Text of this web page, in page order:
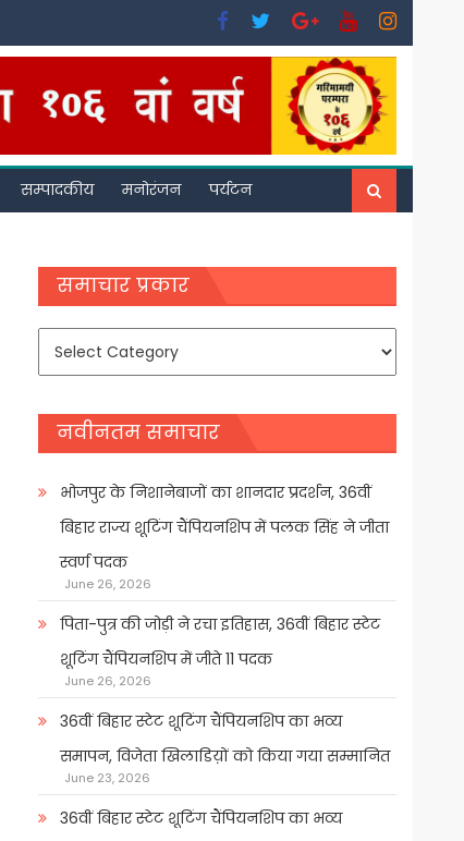
सम्पादकीय मनोरंजन पर्यटन
समाचार प्रकार
समाचार
नवीनतम समाचार
भोजपुर के निशानेबाजों का शानदार प्रदर्शन, 36वीं
बिहार राज्य शूटिंग चैंपियनशिप में पलक सिंह ने जीता
स्वर्ण पदक
June 26, 2026
पिता-पुत्र की जोड़ी ने रचा इतिहास, 36वीं बिहार स्टेट
शूटिंग चैंपियनशिप में जीते 11 पदक
June 26, 2026
36वीं बिहार स्टेट शूटिंग चैंपियनशिप का भव्य
समापन, विजेता खिलाडिय़ों को किया गया सम्मानित
June 23, 2026
36वीं बिहार स्टेट शूटिंग चैंपियनशिप का भव्य